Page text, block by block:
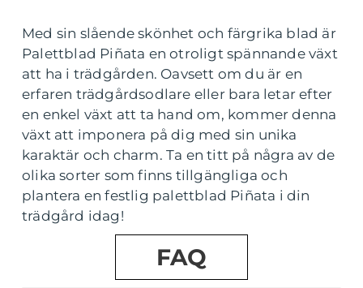
Med sin slående skönhet och färgrika blad är
Palettblad Piñata en otroligt spännande växt
att ha i trädgården. Oavsett om du är en
erfaren trädgårdsodlare eller bara letar efter
en enkel växt att ta hand om, kommer denna
växt att imponera på dig med sin unika
karaktär och charm. Ta en titt på några av de
olika sorter som finns tillgängliga och
plantera en festlig palettblad Piñata i din
trädgård idag!
FAQ